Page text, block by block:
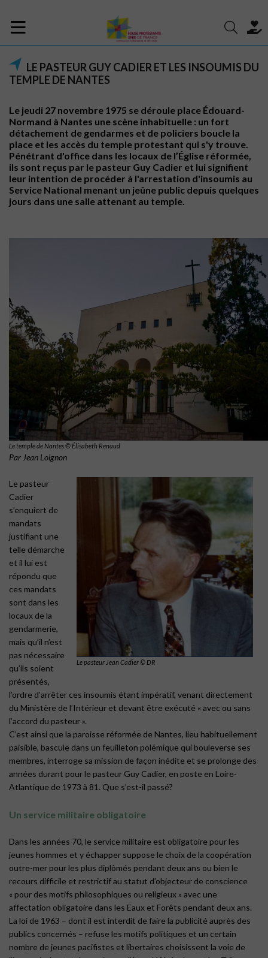
LE PASTEUR GUY CADIER ET LES INSOUMIS DU
TEMPLE DE NANTES
Le jeudi 27 novembre 1975 se déroule place Édouard-
Normand à Nantes une scène inhabituelle : un fort
détachement de gendarmes et de policiers boucle la
place et les accès du temple protestant qui s'y trouve.
Pénétrant d'office dans les locaux de l’Église réformée,
ils sont reçus par le pasteur Guy Cadier et lui signifient
leur intention de procéder à l'arrestation d'insoumis au
Service National menant un jeûne public depuis quelques
jours dans une salle attenant au temple.
Le temple de Nantes © Élisabeth Renaud
Par Jean Loignon
Le pasteur Jean Cadier © DR
Le pasteur
Cadier
s’enquiert de
mandats
justifiant une
telle démarche
et il lui est
répondu que
ces mandats
sont dans les
locaux de la
gendarmerie,
mais qu’il n’est
pas nécessaire
qu’ils soient
présentés,
l’ordre d’arrêter ces insoumis étant impératif, venant directement
du Ministère de l’Intérieur et devant être exécuté « avec ou sans
l’accord du pasteur ».
C’est ainsi que la paroisse réformée de Nantes, lieu habituellement
paisible, bascule dans un feuilleton polémique qui bouleverse ses
membres, interroge sa mission de façon inédite et se prolonge des
années durant pour le pasteur Guy Cadier, en poste en Loire-
Atlantique de 1973 à 81. Que s’est-il passé?
Un service militaire obligatoire
Dans les années 70, le service militaire est obligatoire pour les
jeunes hommes et y échapper suppose le choix de la coopération
outre-mer pour les plus diplômés pendant deux ans ou bien le
recours difficile et restrictif au statut d’objecteur de conscience
« pour des motifs philosophiques ou religieux » avec une
affectation obligatoire dans les Eaux et Forêts pendant deux ans.
La loi de 1963 – dont il est interdit de faire la publicité auprès des
publics concernés – refuse les motifs politiques et un certain
nombre de jeunes pacifistes et libertaires choisissent la voie de